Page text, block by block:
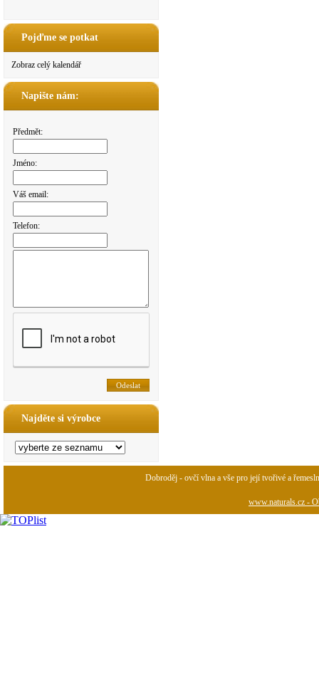
Pojďme se potkat
Zobraz celý kalendář
Napište nám:
Předmět:
Jméno:
Váš email:
Telefon:
Najděte si výrobce
Dobroděj - ovčí vlna a vše pro její tvořivé a
www.naturals.cz -